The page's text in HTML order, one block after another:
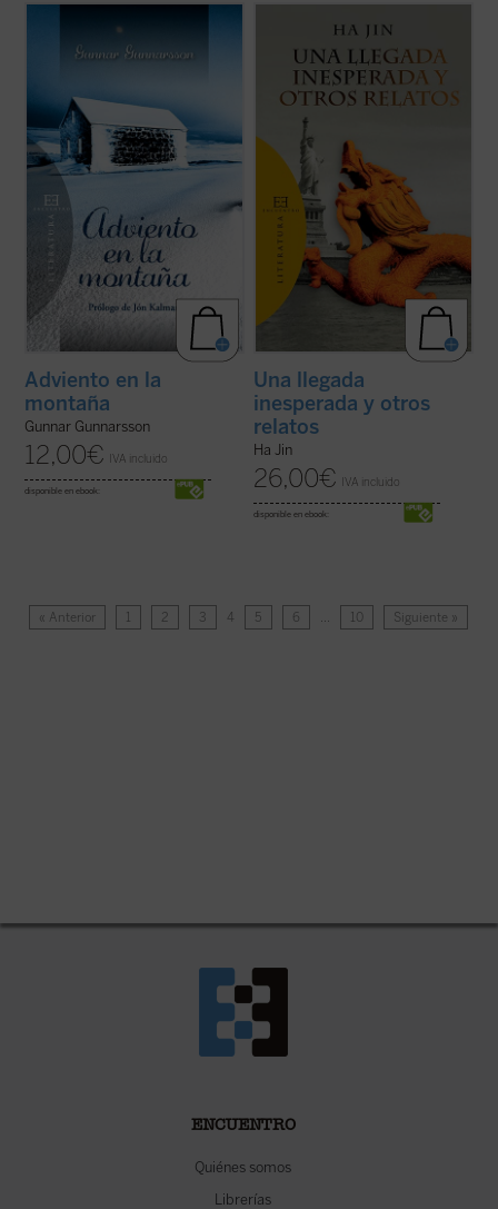
ambientado en el crudo invierno de las
(ver ficha)
Adviento en la
montaña
Gunnar Gunnarsson
12,00€ IVA incluido
disponible en ebook:
ofrece por vez primera en español una
selección de trece cuentos de uno de los
más prestigiosos escritores de ficción en
lengua inglesa de nuestros días.
Haciendo gala de un estilo directo, ...(ver
Una llegada
inesperada y otros
relatos
Ha Jin
26,00€ IVA incluido
disponible en ebook:
« Anterior 1 2 3 4 5 6 … 10 Siguiente »
ENCUENTRO
Quiénes somos
Librerías